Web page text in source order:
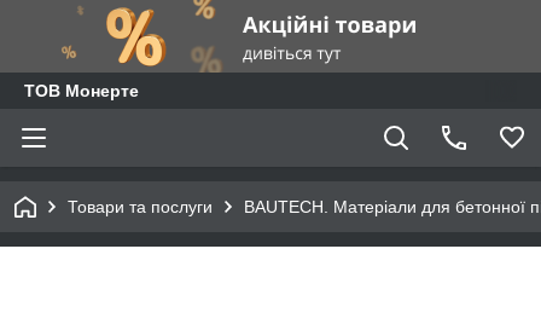
ТОВ Монерте
Товари та послуги BAUTECH. Матеріали для бетонної